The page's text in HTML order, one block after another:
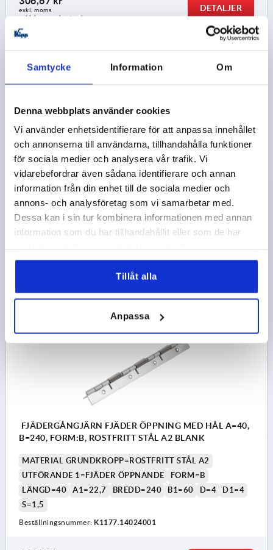
Samtycke Information Om
Denna webbplats använder cookies
Vi använder enhetsidentifierare för att anpassa innehållet
och annonserna till användarna, tillhandahålla funktioner
för sociala medier och analysera vår trafik. Vi
vidarebefordrar även sådana identifierare och annan
information från din enhet till de sociala medier och
annons- och analysföretag som vi samarbetar med.
Dessa kan i sin tur kombinera informationen med annan
information som du har tillhandahållit eller som de har
Tillåt alla
Anpassa
exkl. moms
exkl. leveranskostnader
DETALJER
FJÄDERGÅNGJÄRN FJÄDER ÖPPNING UTAN HÅL A=40,
B=240, FORM:A, ROSTFRITT STÅL A2 BLANK
MATERIAL GRUNDKROPP=ROSTFRITT STÅL A2
UTFÖRANDE 1=FJÄDER ÖPPNANDE
FORM=A
LÄNGD=40
BREDD=240 D1=4 S=1,5
FJÄDERGÅNGJÄRN FJÄDER ÖPPNING MED HÅL A=40,
B=240, FORM:B, ROSTFRITT STÅL A2 BLANK
MATERIAL GRUNDKROPP=ROSTFRITT STÅL A2
UTFÖRANDE 1=FJÄDER ÖPPNANDE
FORM=B
LÄNGD=40
A1=22,7 BREDD=240 B1=60 D=4
D1=4
S=1,5
Beställningsnummer: K1177.14024001